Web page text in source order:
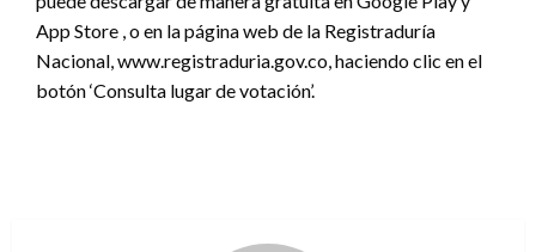
App Store , o en la página web de la Registraduría
Nacional, www.registraduria.gov.co, haciendo clic en el
botón ‘Consulta lugar de votación’.